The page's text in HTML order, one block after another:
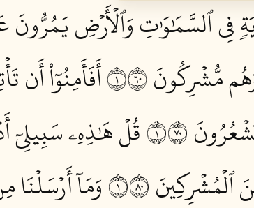
فِي ٱلسَّمَٰوَٰتِ وَٱلۡأَرۡضِ يَمُرُّونَ
مُّشۡرِكُونَ ١٠٦
أَفَأَمِنُوٓاْ
١٠٧
قُلۡ هَٰذِهِۦ سَبِيلِيٓ
١٠٨
وَمَآ أَرۡسَلۡنَا